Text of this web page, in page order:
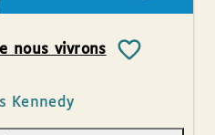
nous vivrons
Kennedy